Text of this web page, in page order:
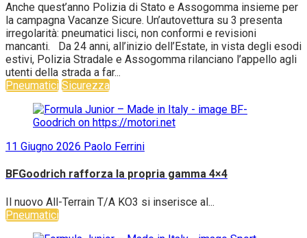
Anche quest’anno Polizia di Stato e Assogomma insieme per
la campagna Vacanze Sicure. Un’autovettura su 3 presenta
irregolarità: pneumatici lisci, non conformi e revisioni
mancanti. Da 24 anni, all’inizio dell’Estate, in vista degli esodi
estivi, Polizia Stradale e Assogomma rilanciano l’appello agli
utenti della strada a far...
Pneumatici Sicurezza
11 Giugno 2026 Paolo Ferrini
BFGoodrich rafforza la propria gamma 4×4
Il nuovo All-Terrain T/A KO3 si inserisce al...
Pneumatici